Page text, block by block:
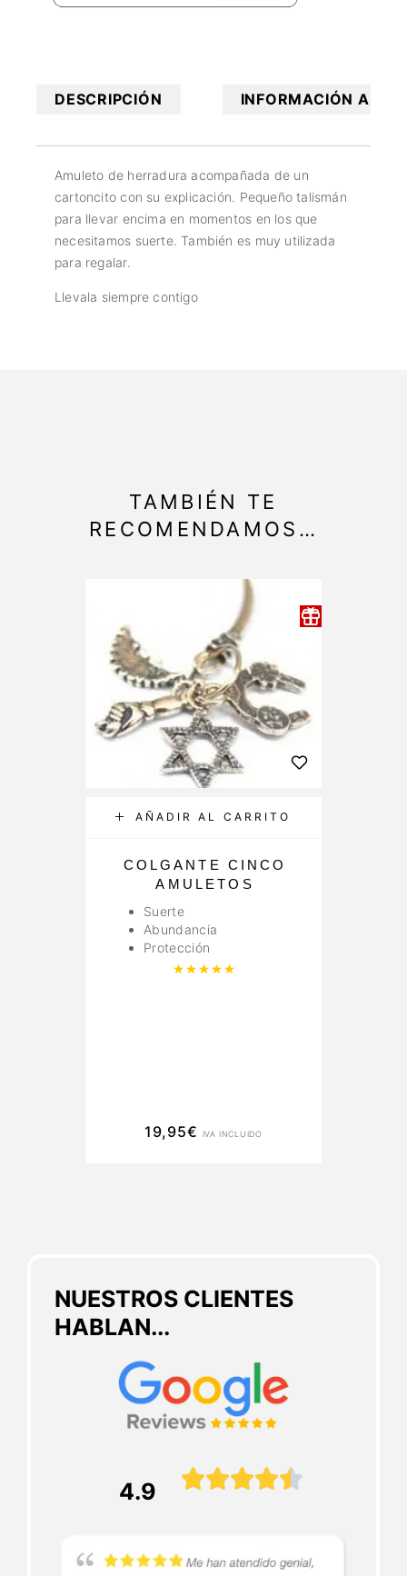
DESCRIPCIÓN INFORMACIÓN
Amuleto de herradura acompañada de un
cartoncito con su explicación. Pequeño talismán
para llevar encima en momentos en los que
necesitamos suerte. También es muy utilizada
para regalar.
Llevala siempre contigo
NUESTROS CLIENTES
HABLAN...
4.9 
TAMBIÉN TE
RECOMENDAMOS…
AÑADIR AL CARRITO
COLGANTE CINCO
AMULETOS
Suerte
Abundancia
Protección
Valorado con
19,95€ IVA INCLUIDO